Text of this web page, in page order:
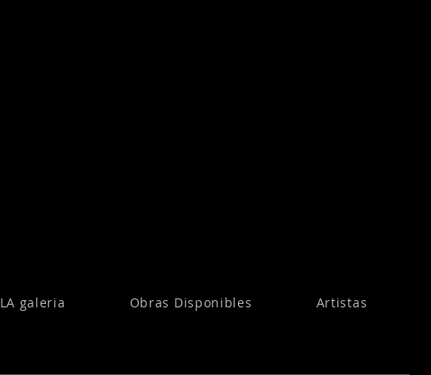
LA galeria Obras Disponibles Artistas